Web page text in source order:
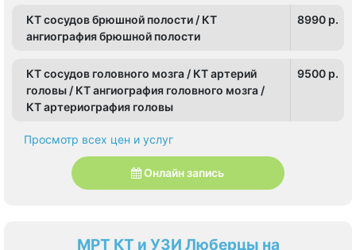
КТ сосудов брюшной полости / КТ
ангиография брюшной полости
8990 p.
КТ сосудов головного мозга / КТ артерий
головы / КТ ангиография головного мозга /
КТ артериография головы
9500 p.
Просмотр всех цен и услуг
Онлайн запись
МРТ КТ и УЗИ Люберцы на